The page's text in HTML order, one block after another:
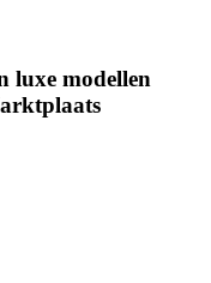
luxe modellen